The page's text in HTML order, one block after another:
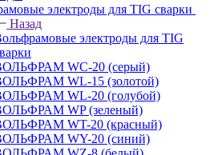
электроды для TIG сварки
Назад
электроды для TIG
WC-20 (серый)
WL-15 (золотой)
WL-20 (голубой)
WP (зеленый)
WT-20 (красный)
WY-20 (синий)